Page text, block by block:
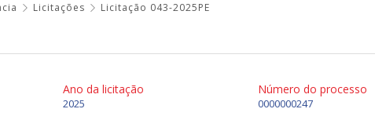
Licitações Licitação 043-2025PE
Ano da licitação
2025
Número do processo
0000000247